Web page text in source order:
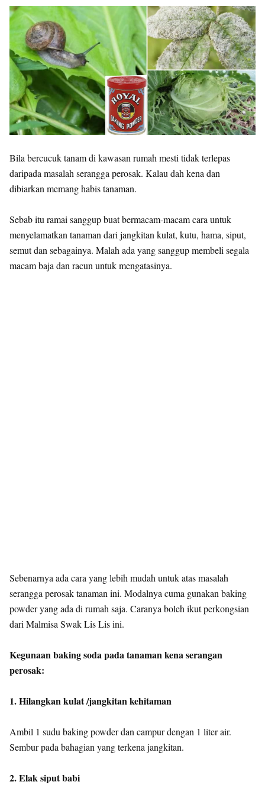
Bila bercucuk tanam di kawasan rumah mesti tidak terlepas
daripada masalah serangga perosak. Kalau dah kena dan
dibiarkan memang habis tanaman.
Sebab itu ramai sanggup buat bermacam-macam cara untuk
menyelamatkan tanaman dari jangkitan kulat, kutu, hama, siput,
semut dan sebagainya. Malah ada yang sanggup membeli segala
macam baja dan racun untuk mengatasinya.
Sebenarnya ada cara yang lebih mudah untuk atas masalah
serangga perosak tanaman ini. Modalnya cuma gunakan baking
powder yang ada di rumah saja. Caranya boleh ikut perkongsian
dari Malmisa Swak Lis Lis ini.
Kegunaan baking soda pada tanaman kena serangan
perosak:
1. Hilangkan kulat /jangkitan kehitaman
Ambil 1 sudu baking powder dan campur dengan 1 liter air.
Sembur pada bahagian yang terkena jangkitan.
2. Elak siput babi